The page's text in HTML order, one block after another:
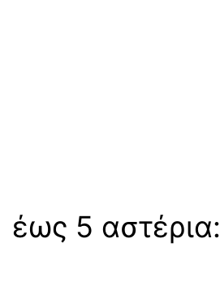
έως 5 αστέρια: